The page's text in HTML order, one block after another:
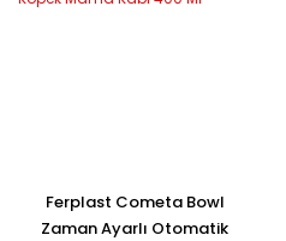
Ferplast Cometa Bowl
Zaman Ayarlı Otomatik